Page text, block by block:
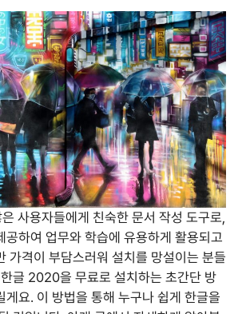
사용자들에게 친숙한 문서 작성 도구로,
공하여 업무와 학습에 유용하게 활용되고
가격이 부담스러워 설치를 망설이는 분들
글 2020을 무료로 설치하는 초간단 방
게요. 이 방법을 통해 누구나 쉽게 한글을